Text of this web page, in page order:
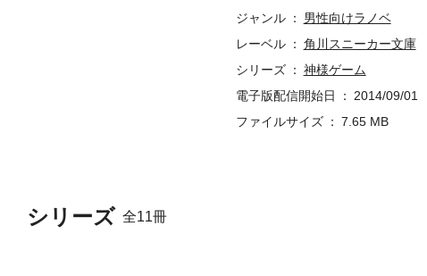
シリーズ 全11冊
ジャンル
男性向けラノベ
レーベル
角川スニーカー文庫
シリーズ
神様ゲーム
電子版配信開始日
2014/09/01
ファイルサイズ
7.65 MB